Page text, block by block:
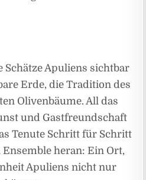
Schätze Apuliens sichtbar
Erde, die Tradition des
Olivenbäume. All das
und Gastfreundschaft
Tenute Schritt für Schritt
heran: Ein Ort,
Apuliens nicht nur